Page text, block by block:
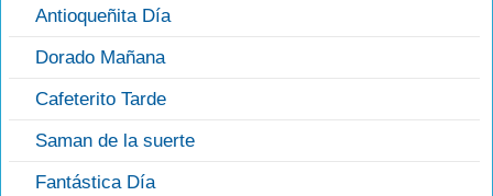
Antioqueñita Día
Dorado Mañana
Cafeterito Tarde
Saman de la suerte
Fantástica Día